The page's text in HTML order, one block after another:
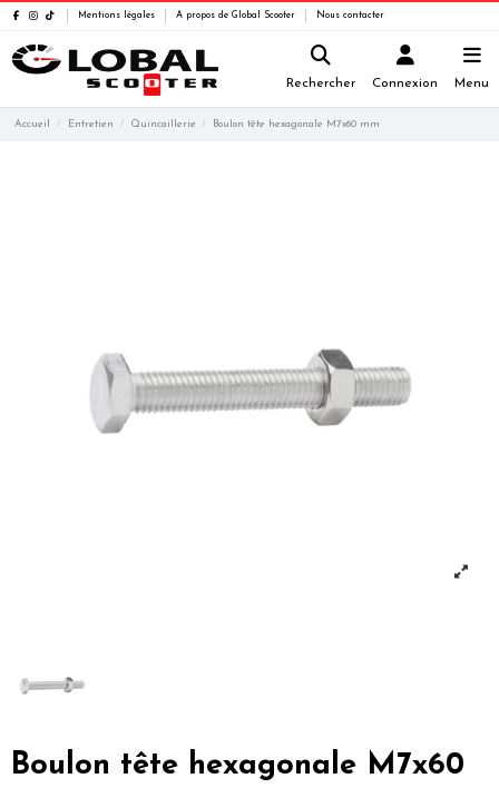
Mentions légales A propos de Global Scooter Nous contacter
Rechercher Connexion Menu
Accueil Entretien Quincaillerie Boulon tête hexagonale M7x60 mm
Boulon tête hexagonale M7x60